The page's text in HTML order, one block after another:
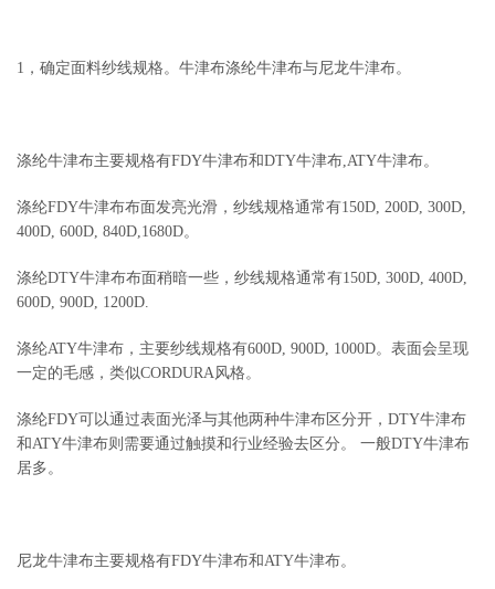
1，确定面料纱线规格。牛津布涤纶牛津布与尼龙牛津布。
涤纶牛津布主要规格有FDY牛津布和DTY牛津布,ATY牛津布。
涤纶FDY牛津布布面发亮光滑，纱线规格通常有150D, 200D, 300D,
400D, 600D, 840D,1680D。
涤纶DTY牛津布布面稍暗一些，纱线规格通常有150D, 300D, 400D,
600D, 900D, 1200D.
涤纶ATY牛津布，主要纱线规格有600D, 900D, 1000D。表面会呈现
一定的毛感，类似CORDURA风格。
涤纶FDY可以通过表面光泽与其他两种牛津布区分开，DTY牛津布
和ATY牛津布则需要通过触摸和行业经验去区分。 一般DTY牛津布
居多。
尼龙牛津布主要规格有FDY牛津布和ATY牛津布。